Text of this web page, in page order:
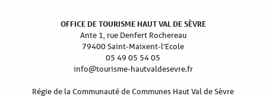
OFFICE DE TOURISME HAUT VAL DE SÈVRE
Ante 1, rue Denfert Rochereau
79400 Saint-Maixent-l’Ecole
05 49 05 54 05
info@tourisme-hautvaldesevre.fr
Régie de la Communauté de Communes Haut Val de Sèvre